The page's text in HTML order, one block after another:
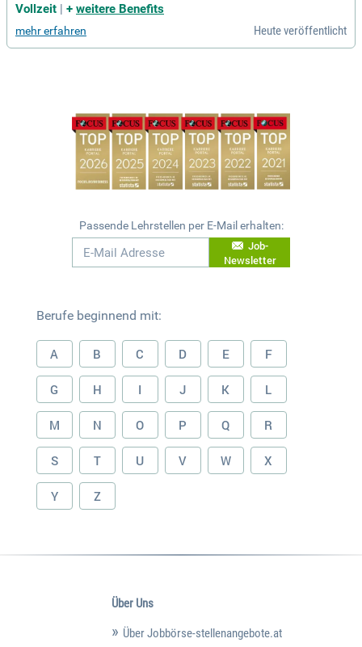
Vollzeit | + weitere Benefits
mehr erfahren Heute veröffentlicht
Passende Lehrstellen per E-Mail erhalten:
Job-
Newsletter
Berufe beginnend mit:
A B C D E F
G H I J K L
M N O P Q R
S T U V W X
Y Z
Über Uns
Über Jobbörse-stellenangebote.at